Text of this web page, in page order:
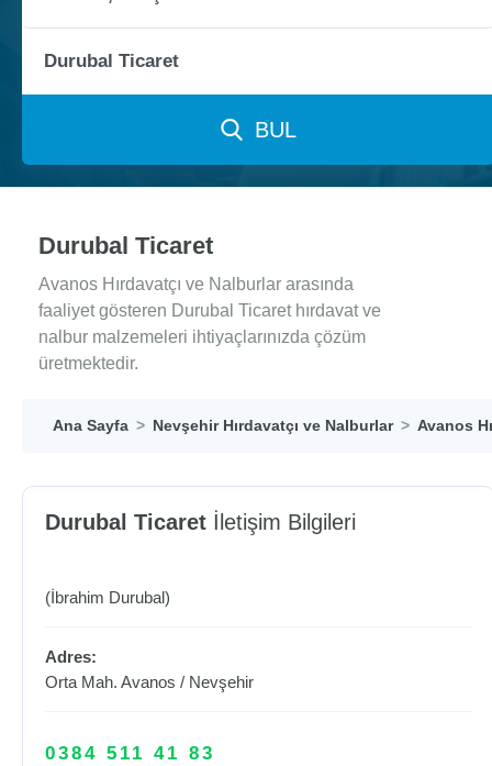
BUL
Durubal Ticaret
Avanos Hırdavatçı ve Nalburlar arasında
faaliyet gösteren Durubal Ticaret hırdavat ve
nalbur malzemeleri ihtiyaçlarınızda çözüm
üretmektedir.
Ana Sayfa Nevşehir Hırdavatçı ve Nalburlar Avanos
Durubal Ticaret İletişim Bilgileri
(İbrahim Durubal)
Adres:
Orta Mah. Avanos / Nevşehir
0384 511 41 83